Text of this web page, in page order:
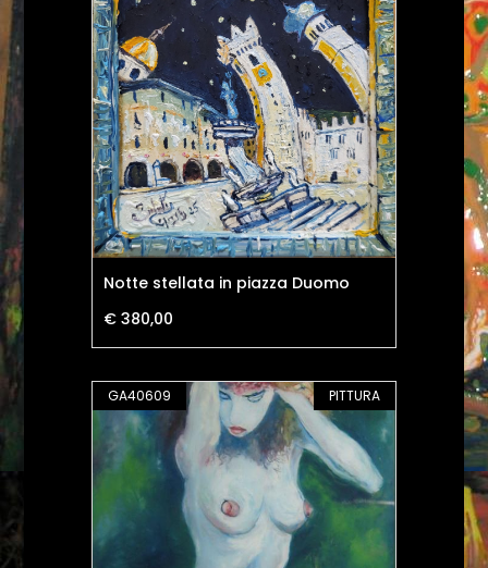
Notte stellata in piazza Duomo
€ 380,00
GA40609 PITTURA